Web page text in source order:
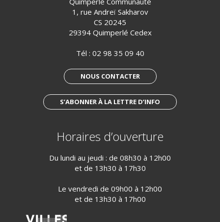
1, rue Andreï Sakharov
CS 20245
29394 Quimperlé Cedex
Tél : 02 98 35 09 40
NOUS CONTACTER
S’ABONNER À LA LETTRE D’INFO
Horaires d’ouverture
Du lundi au jeudi : de 08h30 à 12h00
et de 13h30 à 17h30
Le vendredi de 09h00 à 12h00
et de 13h30 à 17h00